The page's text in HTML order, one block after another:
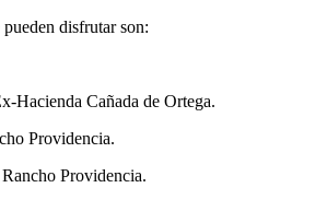
disfrutar son:
Cañada de Ortega.
Providencia.
Providencia.